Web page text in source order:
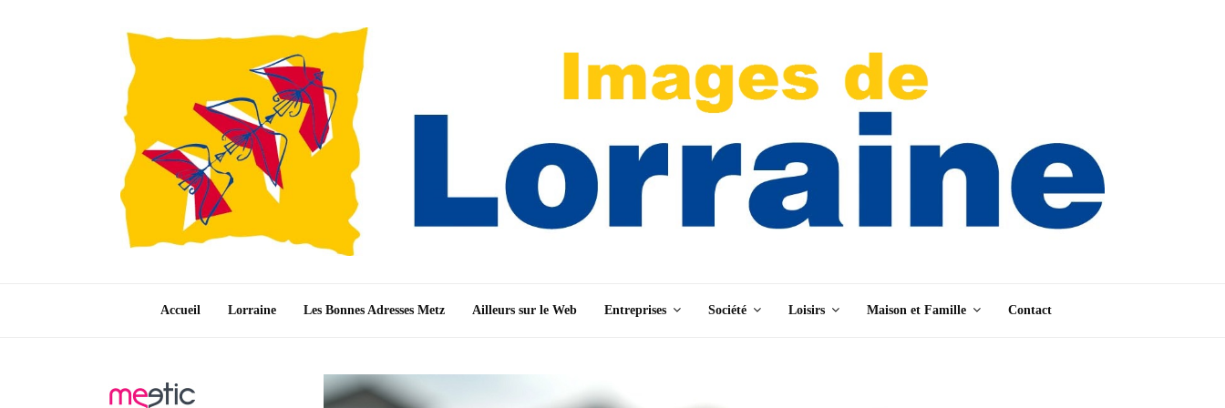
Accueil Lorraine Les Bonnes Adresses Metz Ailleurs sur le Web Entreprises Société Loisirs Maison et Famille Contact